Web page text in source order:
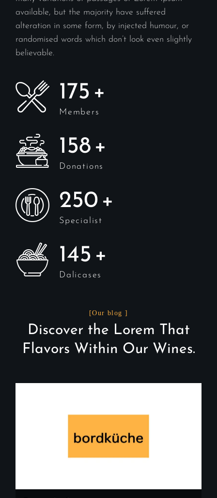
available, but the majority have suffered
alteration in some form, by injected humour, or
randomised words which don’t look even slightly
believable.
175 +
Members
158 +
Donations
250 +
Specialist
145 +
Dalicases
[Our blog ]
Discover the Lorem That
Flavors Within Our Wines.